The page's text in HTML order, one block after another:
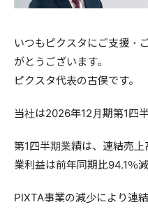
いつもピクスタにご支援・
がとうございます。
ピクスタ代表の古俣です。
当社は2026年12月期第1四
第1四半期業績は、連結売
業利益は前年同期比94.1％
PIXTA事業の減少により連